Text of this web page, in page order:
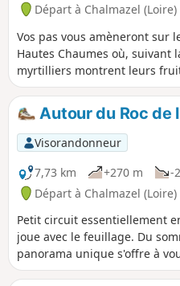
Départ à Chalmazel (Loire)
Vos pas vous amèneront sur
Hautes Chaumes où, suivant
myrtilliers montrent leurs
Autour du Roc de
Visorandonneur
7,73 km
+270 m -
Départ à Chalmazel (Loire)
Petit circuit essentiellement
joue avec le feuillage. Du
panorama unique s'offre à